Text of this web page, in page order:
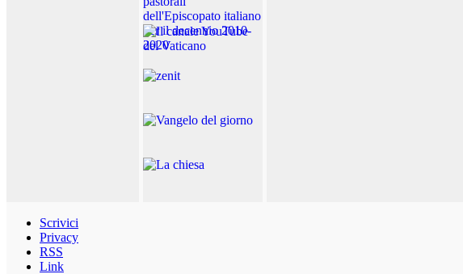
Scrivici
Privacy
RSS
Link